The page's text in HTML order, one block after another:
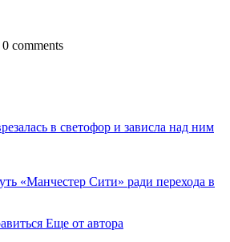
0 comments
в светофор и зависла над ним
«Манчестер Сити» ради перехода в
Еще от автора